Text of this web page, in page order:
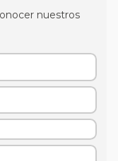
nuestros